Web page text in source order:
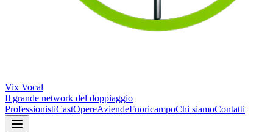
Vix Vocal
Il grande network del doppiaggio
ProfessionistiCastOpereAziendeFuoricampoChi siamoContatti